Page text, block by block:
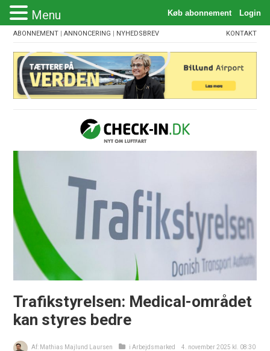
ABONNEMENT |ANNONCERING | NYHEDSBREV KONTAKT
Trafikstyrelsen: Medical-området
kan styres bedre
Af: Mathias Majlund Laursen iArbejdsmarked 4. november 2025 kl. 08:30
Menu